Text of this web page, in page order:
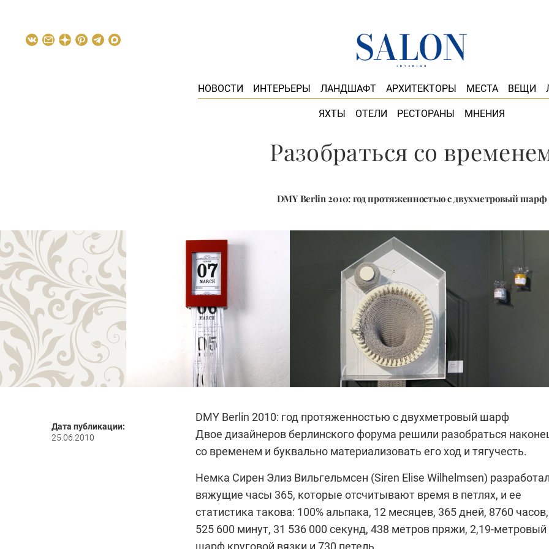
НОВОСТИ ИНТЕРЬЕРЫ ЛАНДШАФТ АРХИТЕКТОРЫ МЕСТА ВЕЩИ
ЯХТЫ ОТЕЛИ РЕСТОРАНЫ МНЕНИЯ
Разобраться со
DMY Berlin 2010: год протяженностью с двухметровый шарф
Дата публикации:
25.06.2010
DMY Berlin 2010: год протяженностью с двухметровый шарф
Двое дизайнеров берлинского форума решили разобраться
со временем и буквально материализовать его ход и тягучесть.
Немка Сирен Элиз Вильгельмсен (Siren Elise Wilhelmsen)
вяжущие часы 365, которые отсчитывают время в петлях, и ее
статистика такова: 100% альпака, 12 месяцев, 365 дней, 8760 часов,
525 600 минут, 31 536 000 секунд, 438 метров пряжи, 2,19-метровый
шарф круговой вязки и 730 петель.